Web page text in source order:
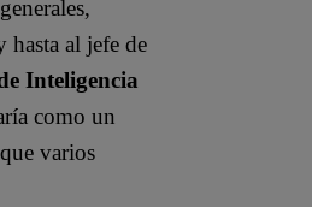
hasta al jefe de
Inteligencia
como un
varios